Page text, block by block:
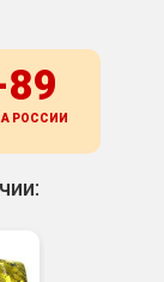
РОССИИ